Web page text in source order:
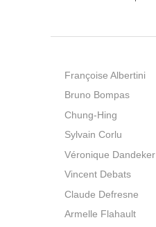
Françoise Albertini
Bruno Bompas
Chung-Hing
Sylvain Corlu
Véronique Dandeker
Vincent Debats
Claude Defresne
Armelle Flahault